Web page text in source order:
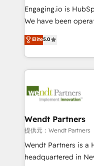
focus on growing
such as
partner, we know
That's why we have
technology and
strive for optimal
Engaging.io is
We have been
one of HubSpot's
capable Agency Partners
complex CRM
integrations,
businesses. Our teams are based in North America
Implementation
to their advisory council. We strive to do
with good people'
brands. You can see
Elite5.0
Wendt Partners
提供元：Wendt Partners
Wendt Partners is a
headquartered in